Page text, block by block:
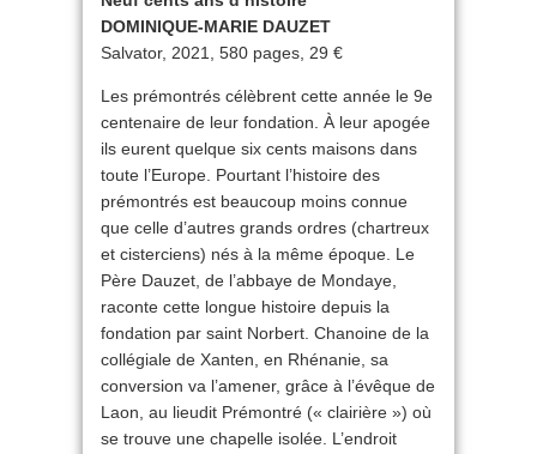
DOMINIQUE-MARIE DAUZET
Salvator, 2021, 580 pages, 29 €
Les prémontrés célèbrent cette année le 9e
centenaire de leur fondation. À leur apogée
ils eurent quelque six cents maisons dans
toute l’Europe. Pourtant l’histoire des
prémontrés est beaucoup moins connue
que celle d’autres grands ordres (chartreux
et cisterciens) nés à la même époque. Le
Père Dauzet, de l’abbaye de Mondaye,
raconte cette longue histoire depuis la
fondation par saint Norbert. Chanoine de la
collégiale de Xanten, en Rhénanie, sa
conversion va l’amener, grâce à l’évêque de
Laon, au lieudit Prémontré (« clairière ») où
se trouve une chapelle isolée. L’endroit